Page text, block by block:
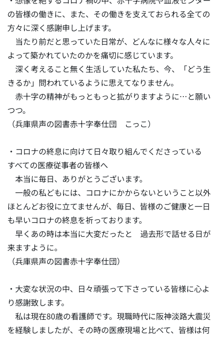
の皆様の働きに、また、その働きを支えておられる全ての
方々に深く感謝申し上げます。
当たり前だと思っていた日常が、どんなに様々な人々に
よって築かれていたのかを痛切に感じています。
深く考えること無く生活していた私たち、今、「どう生
きるか」問われているように思えてなりません。
赤十字の精神がもっともっと拡がりますように…と願い
つつ。
（兵庫県声の図書赤十字奉仕団 こっこ）
・コロナの終息に向けて日々取り組んでくださっている
すべての医療従事者の皆様へ
本当に毎日、ありがとうございます。
一般の私どもには、コロナにかからないということ以外
ほとんどお役に立てませんが、毎日、皆様のご健康と一日
も早いコロナの終息を祈っております。
早くあの時は本当に大変だったと 過去形で話せる日が
来ますように。
（兵庫県声の図書赤十字奉仕団）
・大変な状況の中、日々頑張って下さっている皆様に心よ
り感謝致します。
私は現在80歳の看護師です。現職時代に阪神淡路大震災
を経験しましたが、その時の医療現場と比べて、皆様は何